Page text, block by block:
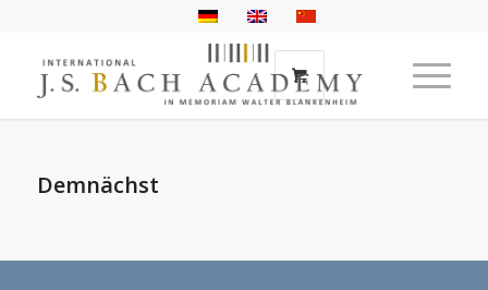
Demnächst